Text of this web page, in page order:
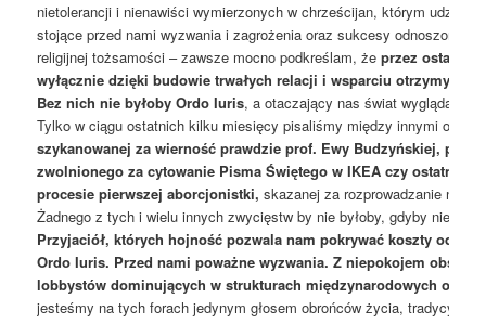
nietolerancji i nienawiści wymierzonych w chrześcijan, którym
stojące przed nami wyzwania i zagrożenia oraz sukcesy odnoszone
religijnej tożsamości – zawsze mocno podkreślam, żeprzez ostatnie
wyłącznie dzięki budowie trwałych relacji i wsparciu
Bez nich nie byłoby Ordo Iuris, a otaczający nas świat wyglądałby
Tylko w ciągu ostatnich kilku miesięcy pisaliśmy między innymi o
szykanowanej za wierność prawdzie prof. Ewy Budzyńskiej,
zwolnionego za cytowanie Pisma Świętego w IKEA czy ostatnim
procesie pierwszej aborcjonistki, skazanej za rozprowadzanie
Żadnego z tych i wielu innych zwycięstw by nie byłoby, gdyby nie
Przyjaciół, których hojność pozwala nam pokrywać koszty
Ordo Iuris. Przed nami poważne wyzwania. Z niepokojem
lobbystów dominujących w strukturach międzynarodowych
jesteśmy na tych forach jedynym głosem obrońców życia, tradycyjnie